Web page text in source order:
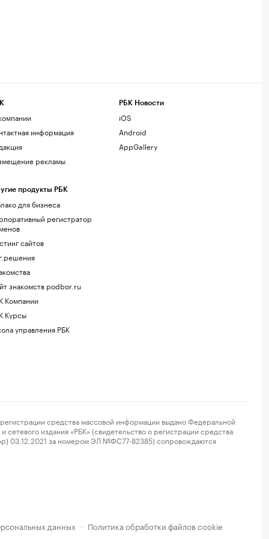
информация
рекламы
продукты РБК
для бизнеса
регистратор
сайтов
знакомств podbor.ru
Компании
Курсы
управления РБК
РБК Новости
iOS
Android
AppGallery
средства массовой информации выдано Федеральной
издания «РБК» (свидетельство о регистрации средства
03.12.2021 за номером ЭЛ №ФС77-82385) сопровождаются
данных · Политика обработки файлов cookie